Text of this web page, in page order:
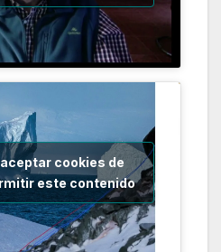
cookies de
este contenido